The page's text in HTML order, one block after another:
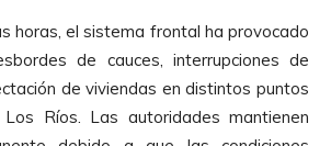
horas, el sistema frontal ha provocado
de cauces, interrupciones de
de viviendas en distintos puntos
Ríos. Las autoridades mantienen